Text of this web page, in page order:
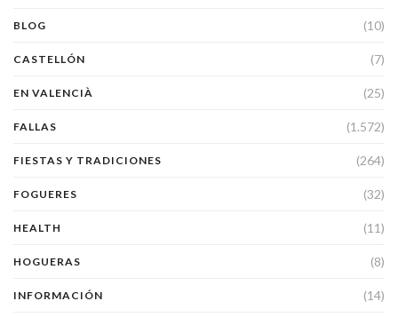
BLOG (10)
CASTELLÓN (7)
EN VALENCIÀ (25)
FALLAS (1.572)
FIESTAS Y TRADICIONES (264)
FOGUERES (32)
HEALTH (11)
HOGUERAS (8)
INFORMACIÓN (14)